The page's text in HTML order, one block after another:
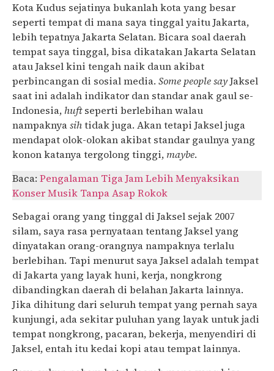
Kota Kudus sejatinya bukanlah kota yang besar
seperti tempat di mana saya tinggal yaitu Jakarta,
lebih tepatnya Jakarta Selatan. Bicara soal daerah
tempat saya tinggal, bisa dikatakan Jakarta Selatan
atau Jaksel kini tengah naik daun akibat
perbincangan di sosial media. Some people sayJaksel
saat ini adalah indikator dan standar anak gaul se-
Indonesia, huftseperti berlebihan walau
nampaknyasihtidak juga. Akan tetapi Jaksel juga
mendapat olok-olokan akibat standar gaulnya yang
konon katanya tergolong tinggi, maybe.
Baca: Pengalaman Tiga Jam Lebih Menyaksikan
Konser Musik Tanpa Asap Rokok
Sebagai orang yang tinggal di Jaksel sejak 2007
silam, saya rasa pernyataan tentang Jaksel yang
dinyatakan orang-orangnya nampaknya terlalu
berlebihan. Tapi menurut saya Jaksel adalah tempat
di Jakarta yang layak huni, kerja, nongkrong
dibandingkan daerah di belahan Jakarta lainnya.
Jika dihitung dari seluruh tempat yang pernah saya
kunjungi, ada sekitar puluhan yang layak untuk jadi
tempat nongkrong, pacaran, bekerja, menyendiri di
Jaksel, entah itu kedai kopi atau tempat lainnya.